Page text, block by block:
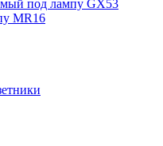
под лампу GX53
MR16